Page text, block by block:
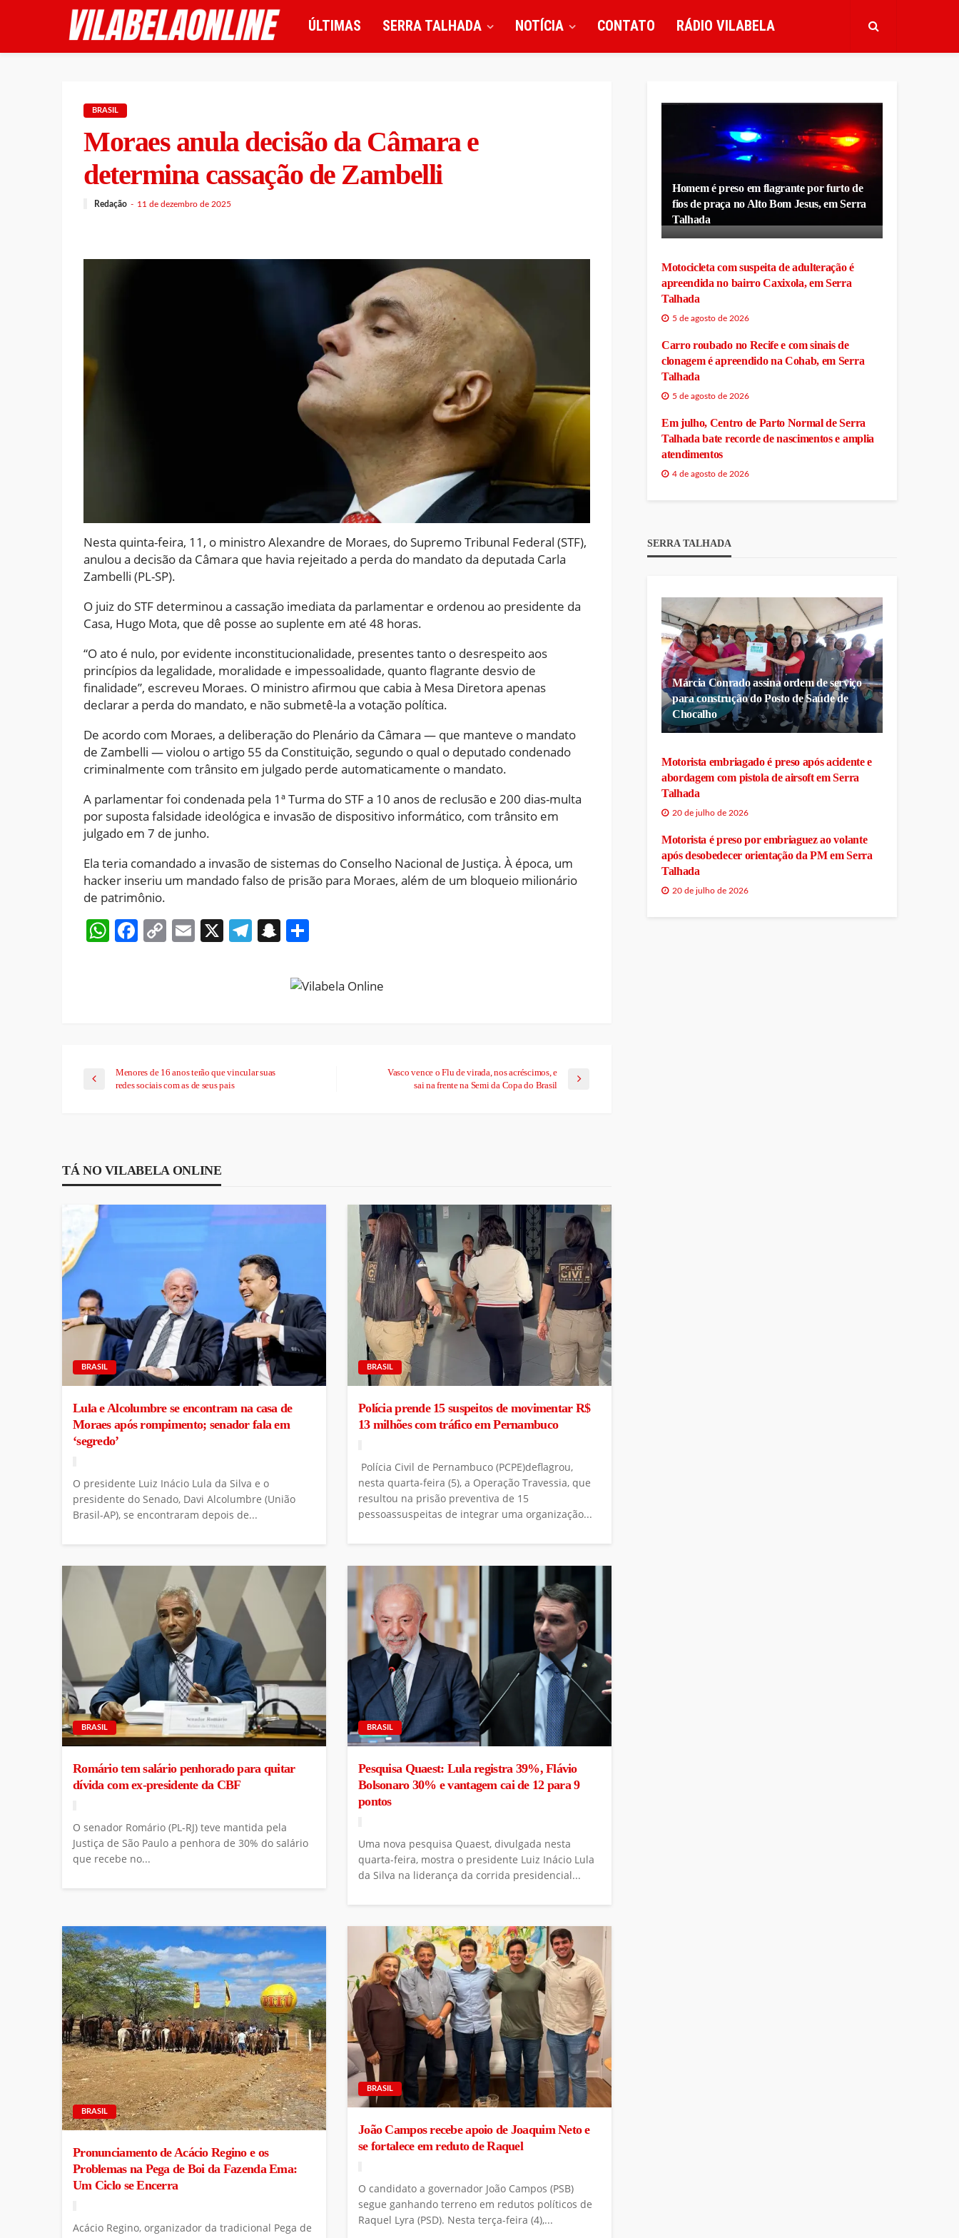
ÚLTIMAS SERRA TALHADA NOTÍCIA CONTATO RÁDIO VILABELA
BRASIL
Moraes anula decisão da Câmara e
determina cassação de Zambelli
Redação 11 de dezembro de 2025
Nesta quinta-feira, 11, o ministro Alexandre de Moraes, do Supremo Tribunal Federal (STF),
anulou a decisão da Câmara que havia rejeitado a perda do mandato da deputada Carla
Zambelli (PL-SP).
O juiz do STF determinou a cassação imediata da parlamentar e ordenou ao presidente da
Casa, Hugo Mota, que dê posse ao suplente em até 48 horas.
“O ato é nulo, por evidente inconstitucionalidade, presentes tanto o desrespeito aos
princípios da legalidade, moralidade e impessoalidade, quanto flagrante desvio de
finalidade”, escreveu Moraes. O ministro afirmou que cabia à Mesa Diretora apenas
declarar a perda do mandato, e não submetê-la a votação política.
De acordo com Moraes, a deliberação do Plenário da Câmara — que manteve o mandato
de Zambelli — violou o artigo 55 da Constituição, segundo o qual o deputado condenado
criminalmente com trânsito em julgado perde automaticamente o mandato.
A parlamentar foi condenada pela 1ª Turma do STF a 10 anos de reclusão e 200 dias-multa
por suposta falsidade ideológica e invasão de dispositivo informático, com trânsito em
julgado em 7 de junho.
Ela teria comandado a invasão de sistemas do Conselho Nacional de Justiça. À época, um
hacker inseriu um mandado falso de prisão para Moraes, além de um bloqueio milionário
de patrimônio.
WhatsApp
Facebook
CopyEmail
X Telegram
Snapchat
Menores de 16 anos terão que vincular suas
redes sociais com as de seus pais
Vasco vence o Flu de virada, nos acréscimos, e
sai na frente na Semi da Copa do Brasil
TÁ NO VILABELA ONLINE
BRASIL
Lula e Alcolumbre se encontram na casa de
Moraes após rompimento; senador fala em
‘segredo’
O presidente Luiz Inácio Lula da Silva e o
presidente do Senado, Davi Alcolumbre (União
Brasil-AP), se encontraram depois de...
BRASIL
Polícia prende 15 suspeitos de movimentar R$
13 milhões com tráfico em Pernambuco
Polícia Civil de Pernambuco (PCPE)deflagrou,
nesta quarta-feira (5), a Operação Travessia, que
resultou na prisão preventiva de 15
pessoassuspeitas de integrar uma organização...
BRASIL
Romário tem salário penhorado para quitar
dívida com ex-presidente da CBF
O senador Romário (PL-RJ) teve mantida pela
Justiça de São Paulo a penhora de 30% do salário
que recebe no...
BRASIL
Pesquisa Quaest: Lula registra 39%, Flávio
Bolsonaro 30% e vantagem cai de 12 para 9
pontos
Uma nova pesquisa Quaest, divulgada nesta
quarta-feira, mostra o presidente Luiz Inácio Lula
da Silva na liderança da corrida presidencial...
BRASIL
Pronunciamento de Acácio Regino e os
Problemas na Pega de Boi da Fazenda Ema:
Um Ciclo se Encerra
Acácio Regino, organizador da tradicional Pega de
BRASIL
João Campos recebe apoio de Joaquim Neto e
se fortalece em reduto de Raquel
O candidato a governador João Campos (PSB)
segue ganhando terreno em redutos políticos de
Raquel Lyra (PSD). Nesta terça-feira (4),...
Homem é preso em flagrante por furto de
fios de praça no Alto Bom Jesus, em Serra
Talhada
Motocicleta com suspeita de adulteração é
apreendida no bairro Caxixola, em Serra
Talhada
5 de agosto de 2026
Carro roubado no Recife e com sinais de
clonagem é apreendido na Cohab, em Serra
Talhada
5 de agosto de 2026
Em julho, Centro de Parto Normal de Serra
Talhada bate recorde de nascimentos e amplia
atendimentos
4 de agosto de 2026
SERRA TALHADA
Márcia Conrado assina ordem de serviço
para construção do Posto de Saúde de
Chocalho
Motorista embriagado é preso após acidente e
abordagem com pistola de airsoft em Serra
Talhada
20 de julho de 2026
Motorista é preso por embriaguez ao volante
após desobedecer orientação da PM em Serra
Talhada
20 de julho de 2026